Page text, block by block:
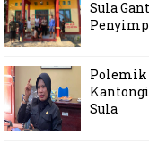
Sula
Polemik
Sula